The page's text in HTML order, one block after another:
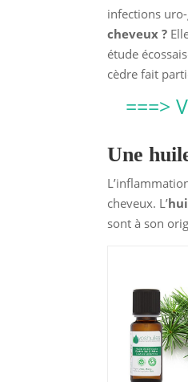
infections
cheveux ?
étude
cèdre fait
===>
Une
cheveux. L’
sont à son